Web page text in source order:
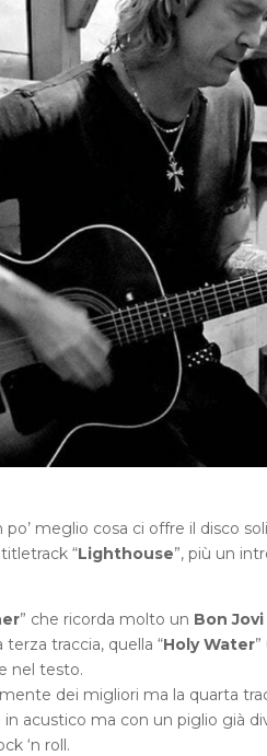
meglio cosa ci offre il disco
“Lighthouse”, più un
” che ricorda molto un Bon Jovi
traccia, quella “Holy Water
nel testo.
dei migliori ma la quarta
in acustico ma con un piglio già
‘n roll.